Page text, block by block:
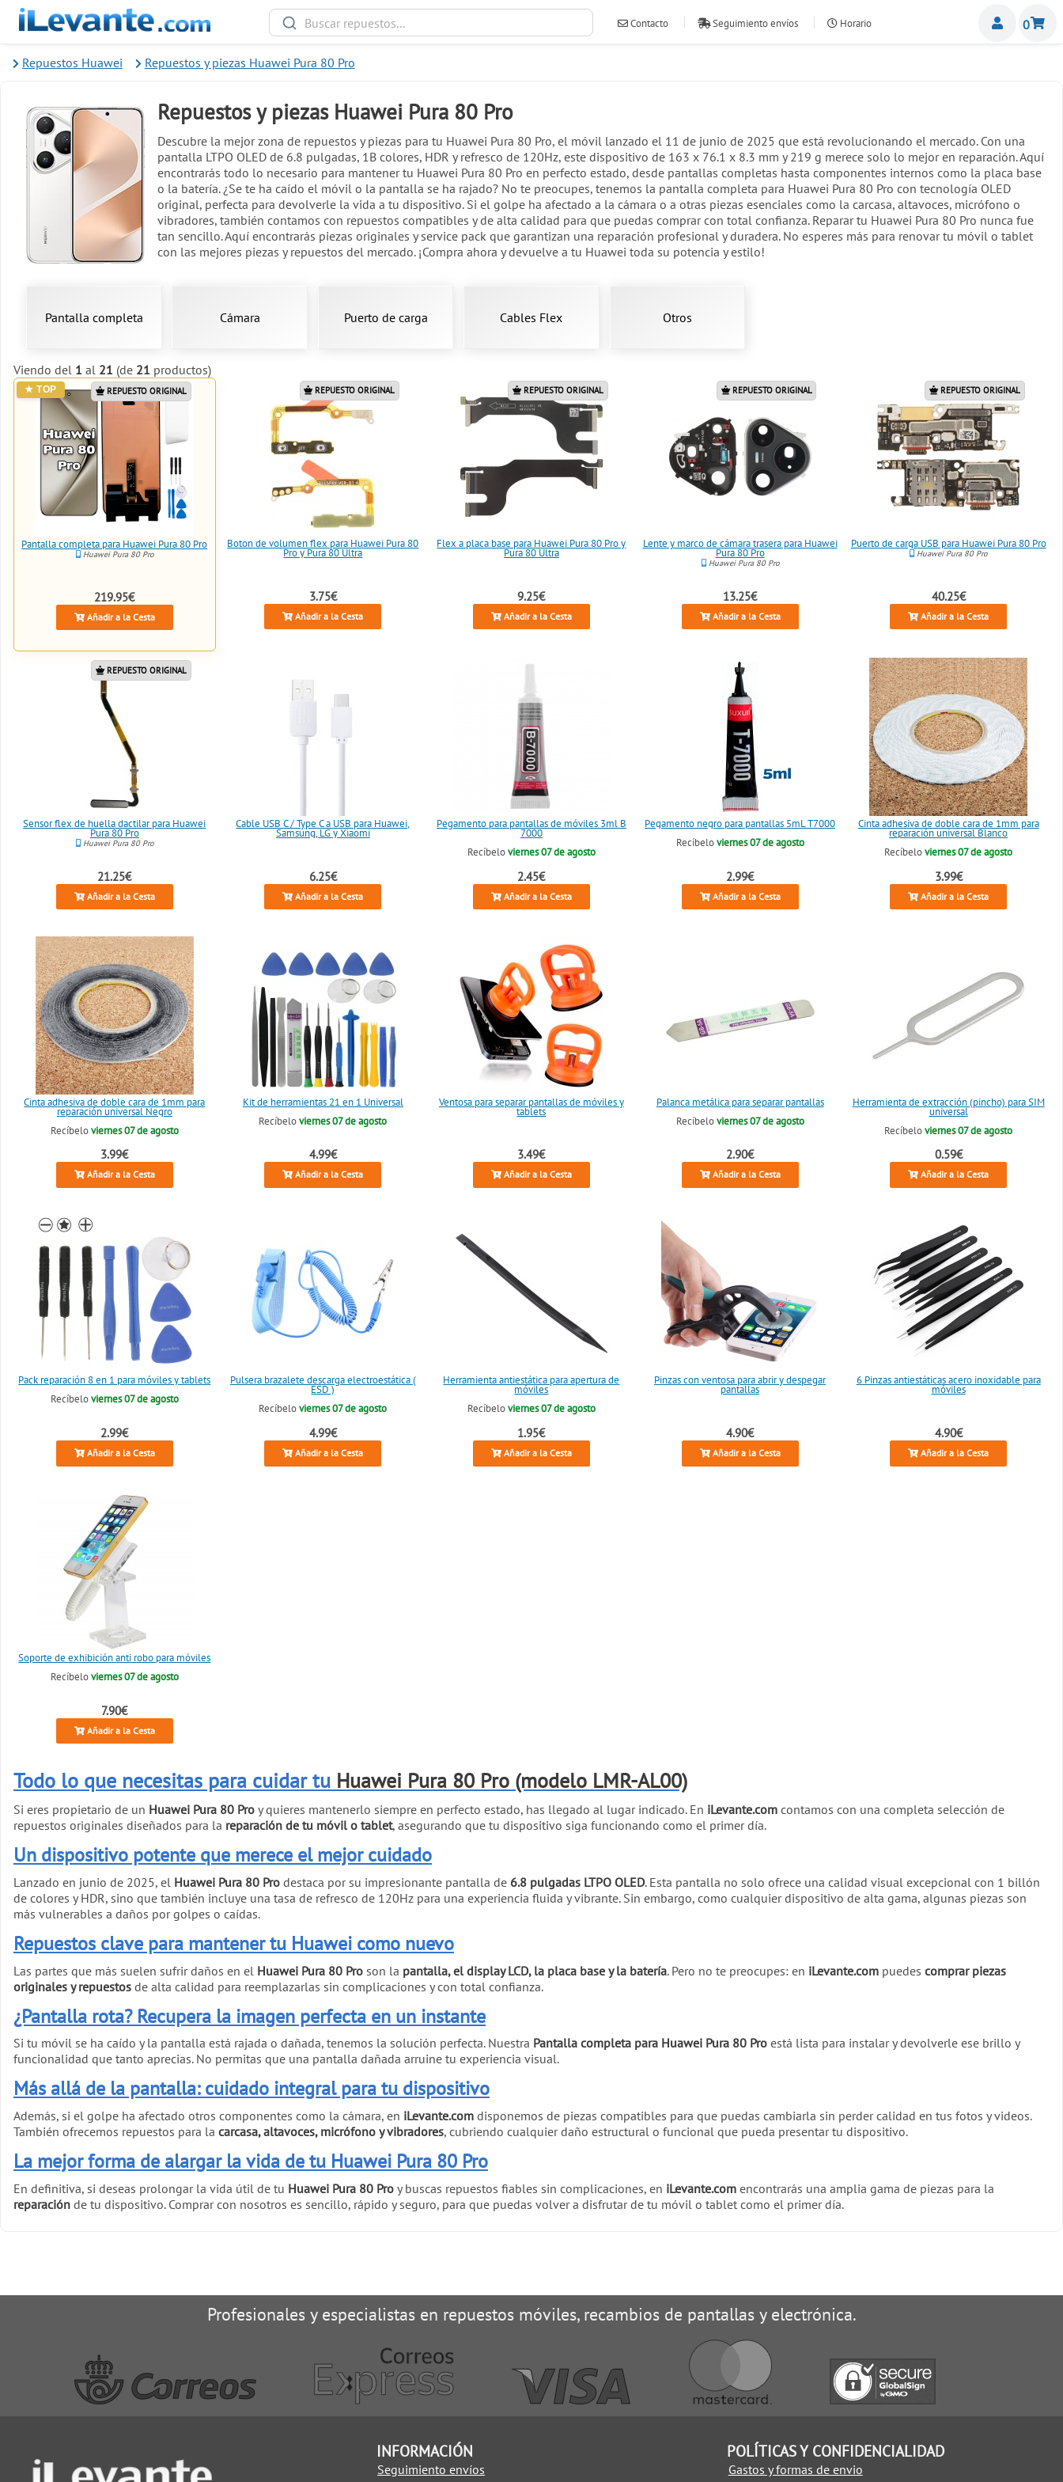
Contacto Seguimiento envíos Horario 0
Repuestos Huawei Repuestos y piezas Huawei Pura 80 Pro
Repuestos y piezas Huawei Pura 80 Pro
Descubre la mejor zona de repuestos y piezas para tu Huawei Pura 80 Pro, el móvil lanzado el 11 de junio de 2025 que está revolucionando el mercado. Con una
pantalla LTPO OLED de 6.8 pulgadas, 1B colores, HDR y refresco de 120Hz, este dispositivo de 163 x 76.1 x 8.3 mm y 219 g merece solo lo mejor en reparación. Aquí
encontrarás todo lo necesario para mantener tu Huawei Pura 80 Pro en perfecto estado, desde pantallas completas hasta componentes internos como la placa base
o la batería. ¿Se te ha caído el móvil o la pantalla se ha rajado? No te preocupes, tenemos la pantalla completa para Huawei Pura 80 Pro con tecnología OLED
original, perfecta para devolverle la vida a tu dispositivo. Si el golpe ha afectado a la cámara o a otras piezas esenciales como la carcasa, altavoces, micrófono o
vibradores, también contamos con repuestos compatibles y de alta calidad para que puedas comprar con total confianza. Reparar tu Huawei Pura 80 Pro nunca fue
tan sencillo. Aquí encontrarás piezas originales y service pack que garantizan una reparación profesional y duradera. No esperes más para renovar tu móvil o tablet
con las mejores piezas y repuestos del mercado. ¡Compra ahora y devuelve a tu Huawei toda su potencia y estilo!
Pantalla completa Cámara Puerto de carga Cables Flex Otros
Viendo del 1 al 21 (de 21 productos)
REPUESTO ORIGINAL
Pantalla completa para Huawei Pura 80 Pro
Huawei Pura 80 Pro
219.95€
Añadir a la Cesta
REPUESTO ORIGINAL
Boton de volumen flex para Huawei Pura 80
Pro y Pura 80 Ultra
3.75€
Añadir a la Cesta
REPUESTO ORIGINAL
Flex a placa base para Huawei Pura 80 Pro y
Pura 80 Ultra
9.25€
Añadir a la Cesta
REPUESTO ORIGINAL
Lente y marco de cámara trasera para Huawei
Pura 80 Pro
Huawei Pura 80 Pro
13.25€
Añadir a la Cesta
REPUESTO ORIGINAL
Puerto de carga USB para Huawei Pura 80 Pro
Huawei Pura 80 Pro
40.25€
Añadir a la Cesta
REPUESTO ORIGINAL
Sensor flex de huella dactilar para Huawei
Pura 80 Pro
Huawei Pura 80 Pro
21.25€
Añadir a la Cesta
Cable USB C / Type C a USB para Huawei,
Samsung, LG y Xiaomi
6.25€
Añadir a la Cesta
Pegamento para pantallas de móviles 3ml B
7000
Recíbeloviernes 07 de agosto
2.45€
Añadir a la Cesta
Pegamento negro para pantallas 5mL T7000
Recíbeloviernes 07 de agosto
2.99€
Añadir a la Cesta
Cinta adhesiva de doble cara de 1mm para
reparación universal Blanco
Recíbeloviernes 07 de agosto
3.99€
Añadir a la Cesta
Cinta adhesiva de doble cara de 1mm para
reparación universal Negro
Recíbeloviernes 07 de agosto
3.99€
Añadir a la Cesta
Kit de herramientas 21 en 1 Universal
Recíbeloviernes 07 de agosto
4.99€
Añadir a la Cesta
Ventosa para separar pantallas de móviles y
tablets
3.49€
Añadir a la Cesta
Palanca metálica para separar pantallas
Recíbeloviernes 07 de agosto
2.90€
Añadir a la Cesta
Herramienta de extracción (pincho) para SIM
universal
Recíbeloviernes 07 de agosto
0.59€
Añadir a la Cesta
Pack reparación 8 en 1 para móviles y tablets
Recíbeloviernes 07 de agosto
2.99€
Añadir a la Cesta
Pulsera brazalete descarga electroestática (
ESD )
Recíbeloviernes 07 de agosto
4.99€
Añadir a la Cesta
Herramienta antiestática para apertura de
móviles
Recíbeloviernes 07 de agosto
1.95€
Añadir a la Cesta
Pinzas con ventosa para abrir y despegar
pantallas
4.90€
Añadir a la Cesta
6 Pinzas antiestáticas acero inoxidable para
móviles
4.90€
Añadir a la Cesta
Soporte de exhibición anti robo para móviles
Recíbeloviernes 07 de agosto
7.90€
Añadir a la Cesta
Todo lo que necesitas para cuidar tu Huawei Pura 80 Pro (modelo LMR-AL00)
Si eres propietario de un Huawei Pura 80 Pro y quieres mantenerlo siempre en perfecto estado, has llegado al lugar indicado. En iLevante.com contamos con una completa selección de
repuestos originales diseñados para la reparación de tu móvil o tablet, asegurando que tu dispositivo siga funcionando como el primer día.
Un dispositivo potente que merece el mejor cuidado
Lanzado en junio de 2025, el Huawei Pura 80 Pro destaca por su impresionante pantalla de 6.8 pulgadas LTPO OLED. Esta pantalla no solo ofrece una calidad visual excepcional con 1 billón
de colores y HDR, sino que también incluye una tasa de refresco de 120Hz para una experiencia fluida y vibrante. Sin embargo, como cualquier dispositivo de alta gama, algunas piezas son
más vulnerables a daños por golpes o caídas.
Repuestos clave para mantener tu Huawei como nuevo
Las partes que más suelen sufrir daños en el Huawei Pura 80 Pro son la pantalla, el display LCD, la placa base y la batería. Pero no te preocupes: en iLevante.com puedes comprar piezas
originales y repuestos de alta calidad para reemplazarlas sin complicaciones y con total confianza.
¿Pantalla rota? Recupera la imagen perfecta en un instante
Si tu móvil se ha caído y la pantalla está rajada o dañada, tenemos la solución perfecta. Nuestra Pantalla completa para Huawei Pura 80 Pro está lista para instalar y devolverle ese brillo y
funcionalidad que tanto aprecias. No permitas que una pantalla dañada arruine tu experiencia visual.
Más allá de la pantalla: cuidado integral para tu dispositivo
Además, si el golpe ha afectado otros componentes como la cámara, en iLevante.com disponemos de piezas compatibles para que puedas cambiarla sin perder calidad en tus fotos y videos.
También ofrecemos repuestos para la carcasa, altavoces, micrófono y vibradores, cubriendo cualquier daño estructural o funcional que pueda presentar tu dispositivo.
La mejor forma de alargar la vida de tu Huawei Pura 80 Pro
En definitiva, si deseas prolongar la vida útil de tu Huawei Pura 80 Pro y buscas repuestos fiables sin complicaciones, en iLevante.com encontrarás una amplia gama de piezas para la
reparación de tu dispositivo. Comprar con nosotros es sencillo, rápido y seguro, para que puedas volver a disfrutar de tu móvil o tablet como el primer día.
Profesionales y especialistas en repuestos móviles, recambios de pantallas y electrónica.
INFORMACIÓN
Seguimiento envíos
POLÍTICAS Y CONFIDENCIALIDAD
Gastos y formas de envio